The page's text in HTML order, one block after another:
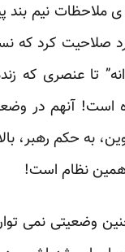
ملاحظات نیم بند
صلاحیت کرد که
تا عنصری که
است! آنهم در
به حکم رهبر،
نظام است!
وضعیتی نمی